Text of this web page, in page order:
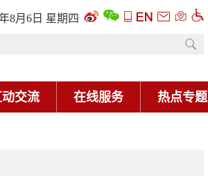
8月6日 星期四
动交流 在线服务 热点专题